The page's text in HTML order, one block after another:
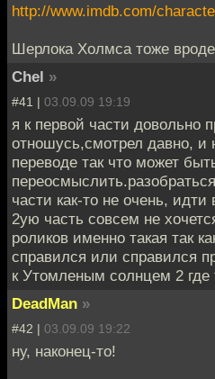
http://www.imdb.com/
Шерлока Холмса тоже
Chel »
#41 | 03.09.09 19:19
я к первой части довольно
отношусь,смотрел давно, и
переводе так что может
части как-то не очень, идти
2ую часть совсем не
роликов именно такая так
справился или справился
к Утомленым солнцем 2 где
DeadMan »
#42 | 03.09.09 19:22
ну, наконец-то!